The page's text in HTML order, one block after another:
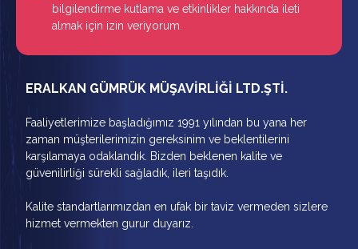
bilgilendirme kutlama ve etkinlikler hakkında ileti
almak için izin veriyorum.
ERALKAN GÜMRÜK MÜŞAVİRLİĞİ LTD.ŞTİ.
Faaliyetlerimize başladığımız 1991 yılından bu yana her
zaman müşterilerimizin gereksinim ve beklentilerini
karşılamaya odaklandık. Bizden beklenen kalite ve
güvenilirliği sürekli sağladık, ileri taşıdık.
Kalite standartlarımızdan en ufak bir taviz vermeden sizlere
hizmet vermekten gurur duyarız.